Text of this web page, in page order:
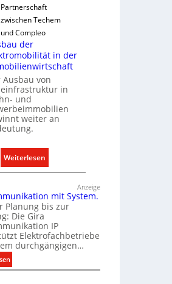
n
M
a
r
k
t
s
g
e
e
h
e
s
n
n
d
e
Partnerschaft
zwischen Techem
und Compleo
der
in der
Ausbau von
in
und
weiter an
Weiterlesen:
A
s
b
u
d
r
Anzeige
mit System.
Planung bis zur
Die Gira
IP
Elektrofachbetriebe
durchgängigen…
:
T